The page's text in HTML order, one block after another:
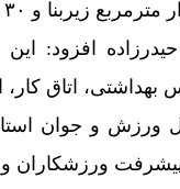
حیدرزاده افزود:
اتاق کار،
ورزش و جوان
ورزشکاران و